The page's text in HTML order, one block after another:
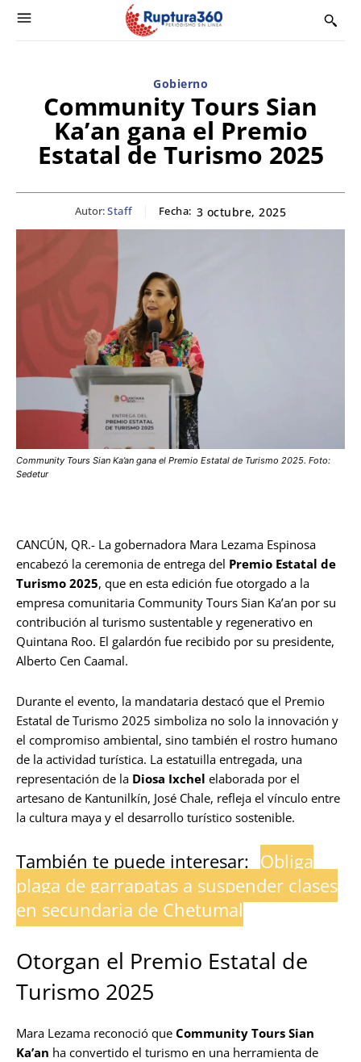
Gobierno
Community Tours Sian
Ka’an gana el Premio
Estatal de Turismo 2025
Autor:Staff Fecha: 3 octubre, 2025
Community Tours Sian Ka’an gana el Premio Estatal de Turismo 2025. Foto:
Sedetur
CANCÚN, QR.- La gobernadora Mara Lezama Espinosa
encabezó la ceremonia de entrega del Premio Estatal de
Turismo 2025, que en esta edición fue otorgado a la
empresa comunitaria Community Tours Sian Ka’an por su
contribución al turismo sustentable y regenerativo en
Quintana Roo. El galardón fue recibido por su presidente,
Alberto Cen Caamal.
Durante el evento, la mandataria destacó que el Premio
Estatal de Turismo 2025 simboliza no solo la innovación y
el compromiso ambiental, sino también el rostro humano
de la actividad turística. La estatuilla entregada, una
representación de la Diosa Ixchel elaborada por el
artesano de Kantunilkín, José Chale, refleja el vínculo entre
la cultura maya y el desarrollo turístico sostenible.
También te puede interesar: Obliga
plaga de garrapatas a suspender clases
en secundaria de Chetumal
Otorgan el Premio Estatal de
Turismo 2025
Mara Lezama reconoció que Community Tours Sian
Ka’an ha convertido el turismo en una herramienta de